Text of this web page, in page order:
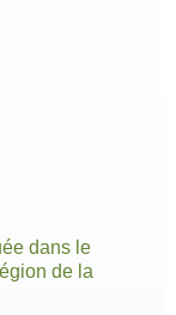
dans le
de la